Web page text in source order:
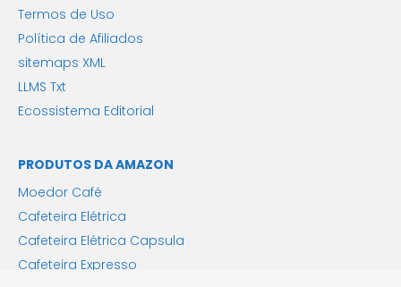
Termos de Uso
Política de Afiliados
sitemaps XML
LLMS Txt
Ecossistema Editorial
PRODUTOS DA AMAZON
Moedor Café
Cafeteira Elétrica
Cafeteira Elétrica Capsula
Cafeteira Expresso